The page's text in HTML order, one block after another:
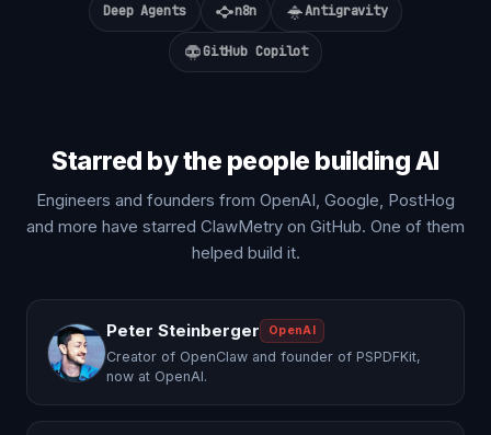
Deep Agents n8n Antigravity
GitHub Copilot
Starred by the people building AI
Engineers and founders from OpenAI, Google, PostHog
and more have starred ClawMetry on GitHub. One of them
helped build it.
Peter Steinberger OpenAI
Creator of OpenClaw and founder of PSPDFKit,
now at OpenAI.